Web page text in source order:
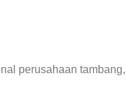
perusahaan